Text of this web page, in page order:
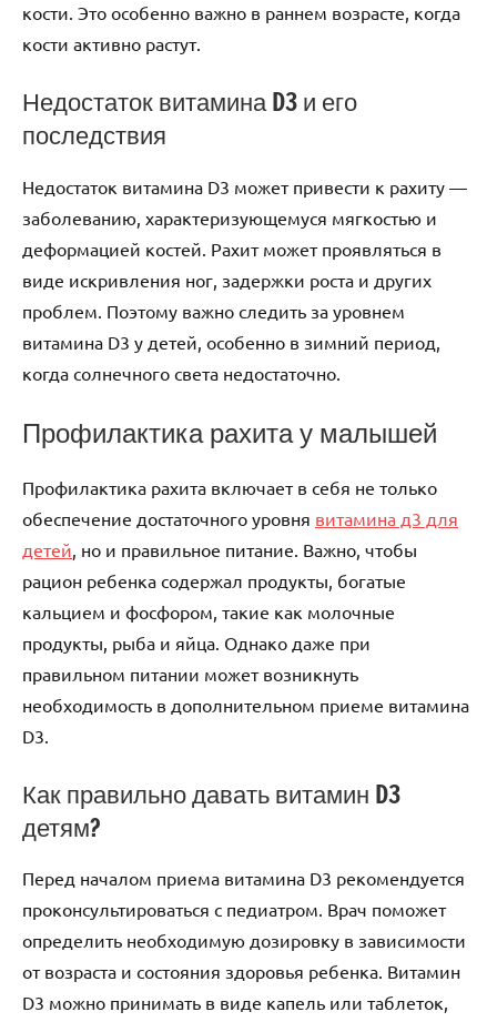
кости. Это особенно важно в раннем возрасте, когда
кости активно растут.
Недостаток витамина D3 и его
последствия
Недостаток витамина D3 может привести к рахиту —
заболеванию, характеризующемуся мягкостью и
деформацией костей. Рахит может проявляться в
виде искривления ног, задержки роста и других
проблем. Поэтому важно следить за уровнем
витамина D3 у детей, особенно в зимний период,
когда солнечного света недостаточно.
Профилактика рахита у малышей
Профилактика рахита включает в себя не только
обеспечение достаточного уровня витамина д3 для
детей , но и правильное питание. Важно, чтобы
рацион ребенка содержал продукты, богатые
кальцием и фосфором, такие как молочные
продукты, рыба и яйца. Однако даже при
правильном питании может возникнуть
необходимость в дополнительном приеме витамина
D3.
Как правильно давать витамин D3
детям?
Перед началом приема витамина D3 рекомендуется
проконсультироваться с педиатром. Врач поможет
определить необходимую дозировку в зависимости
от возраста и состояния здоровья ребенка. Витамин
D3 можно принимать в виде капель или таблеток,